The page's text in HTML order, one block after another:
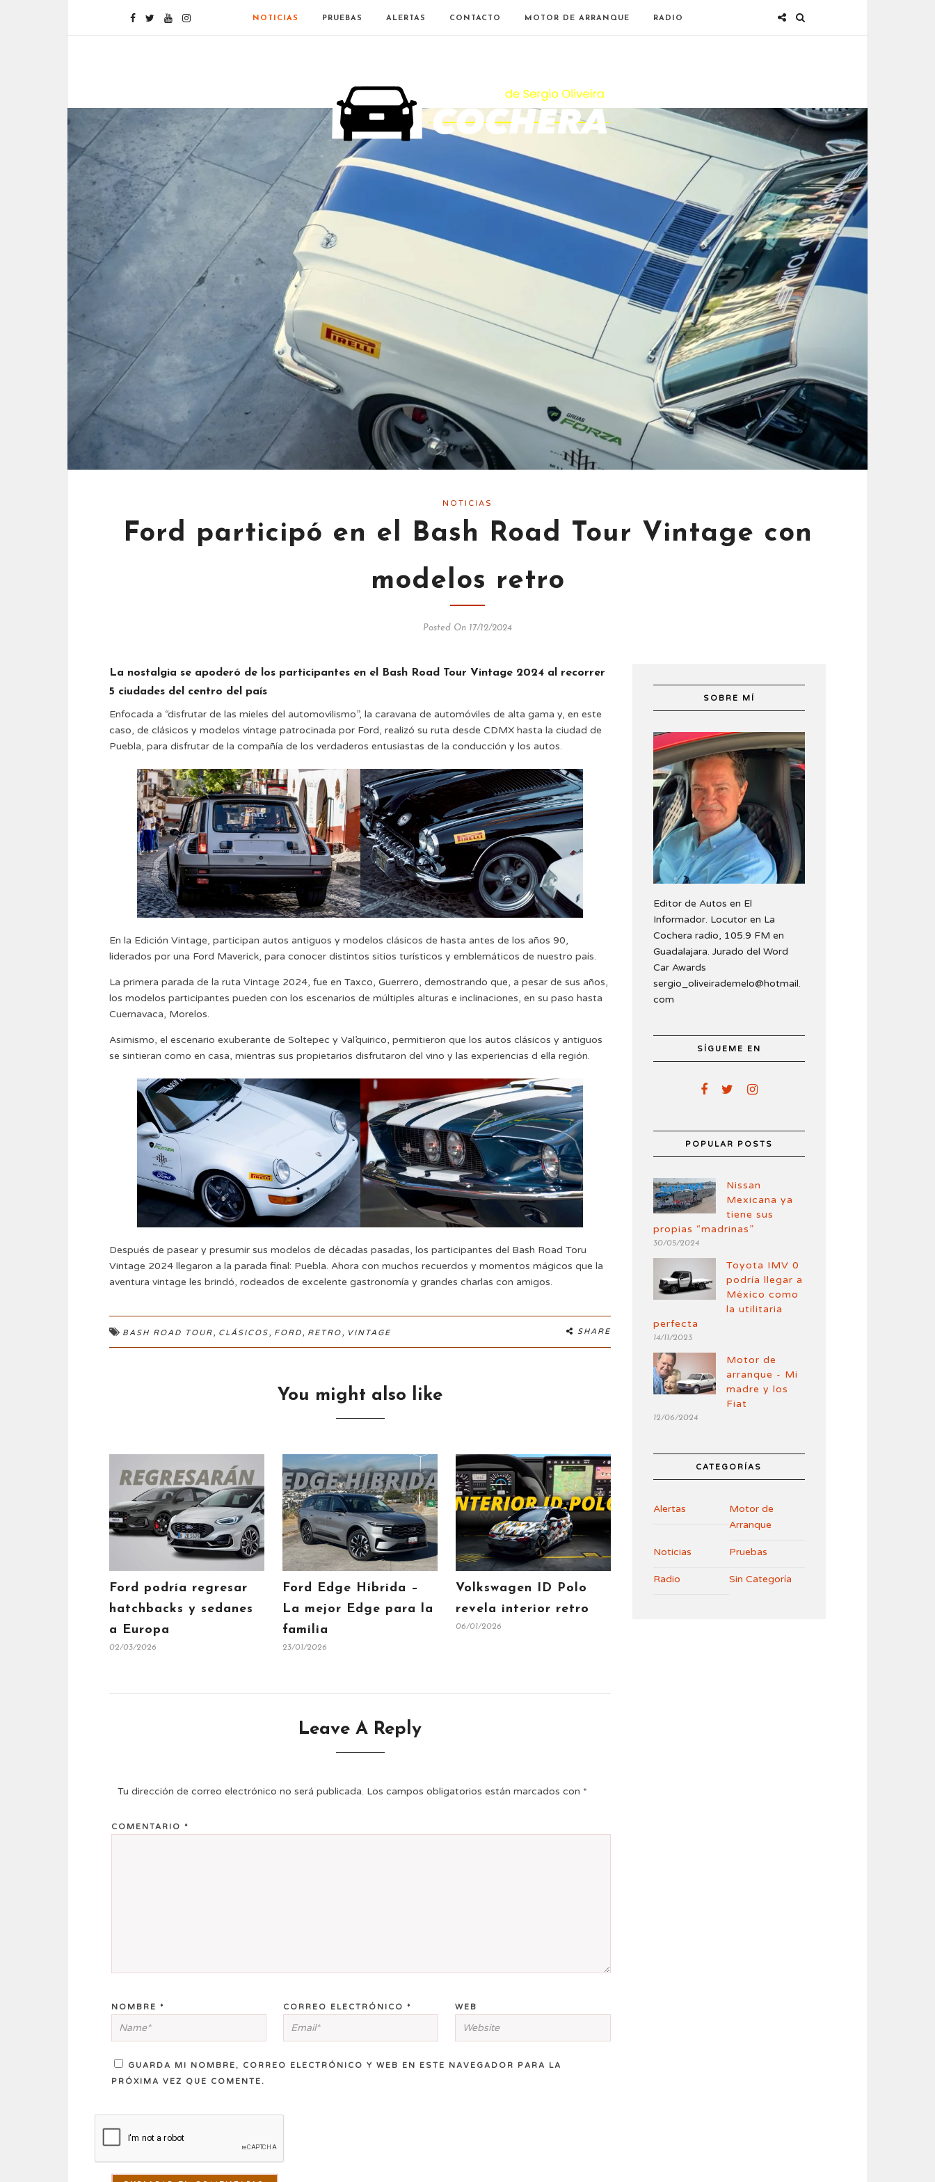
NOTICIAS PRUEBAS ALERTAS CONTACTO MOTOR DE ARRANQUE RADIO
NOTICIAS
Ford participó en el Bash Road Tour Vintage con
modelos retro
Posted On 17/12/2024
La nostalgia se apoderó de los participantes en el Bash Road Tour Vintage 2024 al recorrer
5 ciudades del centro del país
Enfocada a “disfrutar de las mieles del automovilismo”, la caravana de automóviles de alta gama y, en este
caso, de clásicos y modelos vintage patrocinada por Ford, realizó su ruta desde CDMX hasta la ciudad de
Puebla, para disfrutar de la compañía de los verdaderos entusiastas de la conducción y los autos.
En la Edición Vintage, participan autos antiguos y modelos clásicos de hasta antes de los años 90,
liderados por una Ford Maverick, para conocer distintos sitios turísticos y emblemáticos de nuestro país.
La primera parada de la ruta Vintage 2024, fue en Taxco, Guerrero, demostrando que, a pesar de sus años,
los modelos participantes pueden con los escenarios de múltiples alturas e inclinaciones, en su paso hasta
Cuernavaca, Morelos.
Asimismo, el escenario exuberante de Soltepec y Val’quirico, permitieron que los autos clásicos y antiguos
se sintieran como en casa, mientras sus propietarios disfrutaron del vino y las experiencias d ella región.
Después de pasear y presumir sus modelos de décadas pasadas, los participantes del Bash Road Toru
Vintage 2024 llegaron a la parada final: Puebla. Ahora con muchos recuerdos y momentos mágicos que la
aventura vintage les brindó, rodeados de excelente gastronomía y grandes charlas con amigos.
BASH ROAD TOUR, CLÁSICOS, FORD, RETRO, VINTAGE SHARE
You might also like
Ford podría regresar
hatchbacks y sedanes
a Europa
02/03/2026
Ford Edge Híbrida –
La mejor Edge para la
familia
23/01/2026
Volkswagen ID Polo
revela interior retro
06/01/2026
Leave A Reply
Tu dirección de correo electrónico no será publicada. Los campos obligatorios están marcados con *
COMENTARIO *
NOMBRE * CORREO ELECTRÓNICO* WEB
GUARDA MI NOMBRE, CORREO ELECTRÓNICO Y WEB EN ESTE NAVEGADOR PARA LA
PRÓXIMA VEZ QUE COMENTE.
SOBRE MÍ
Editor de Autos en El
Informador. Locutor en La
Cochera radio, 105.9 FM en
Guadalajara. Jurado del Word
Car Awards
sergio_oliveirademelo@hotmail.
com
SÍGUEME EN
POPULAR POSTS
Nissan
Mexicana ya
tiene sus
propias “madrinas”
30/05/2024
Toyota IMV 0
podría llegar a
México como
la utilitaria
perfecta
14/11/2023
Motor de
arranque - Mi
madre y los
Fiat
12/06/2024
CATEGORÍAS
Alertas
Motor de
Arranque
Noticias Pruebas
Radio Sin Categoría